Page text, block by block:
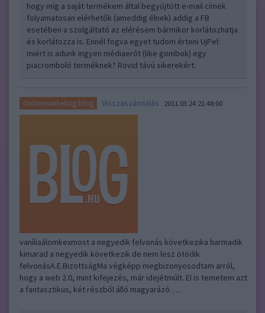
hogy míg a saját termékem által begyűjtött e-mail címek
folyamatosan elérhetők (ameddig élnek) addig a FB
esetében a szolgáltató az elérésem bármikor korlátozhatja
és korlátozza is. Ennél fogva egyet tudom érteni UjPel:
miért is adunk ingyen médiaerőt (like gombok) egy
piacromboló terméknek? Rövid távú sikerekért.
Onlinemarketing blog Visszaszámlálás 2011.03.24 21:48:00
vaníliaálomkexmost a negyedik felvonás következika harmadik
kimarad a negyedik következik de nem lesz ötödik
felvonásA.E.BizottságMa végképp megbizonyosodtam arról,
hogy a web 2.0, mint kifejezés, már idejétmúlt. El is temetem azt
a fantasztikus, két részből álló magyarázó…..